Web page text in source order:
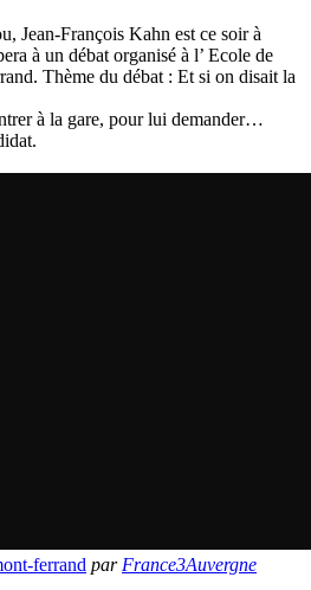
Jean-François Kahn est ce soir à
à un débat organisé à l’ Ecole de
Thème du débat : Et si on disait la
à la gare, pour lui demander…
ferrand par France3Auvergne